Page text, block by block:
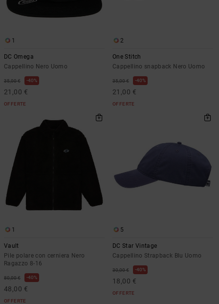
1
DC Omega
Cappellino Nero Uomo
35,00 € 40%
21,00 €
OFFERTE
2
One Stitch
Cappellino snapback Nero Uomo
35,00 € 40%
21,00 €
OFFERTE
1
Vault
Pile polare con cerniera Nero
Ragazzo 8-16
80,00 € 40%
48,00 €
OFFERTE
5
DC Star Vintage
Cappellino Strapback Blu Uomo
30,00 € 40%
18,00 €
OFFERTE